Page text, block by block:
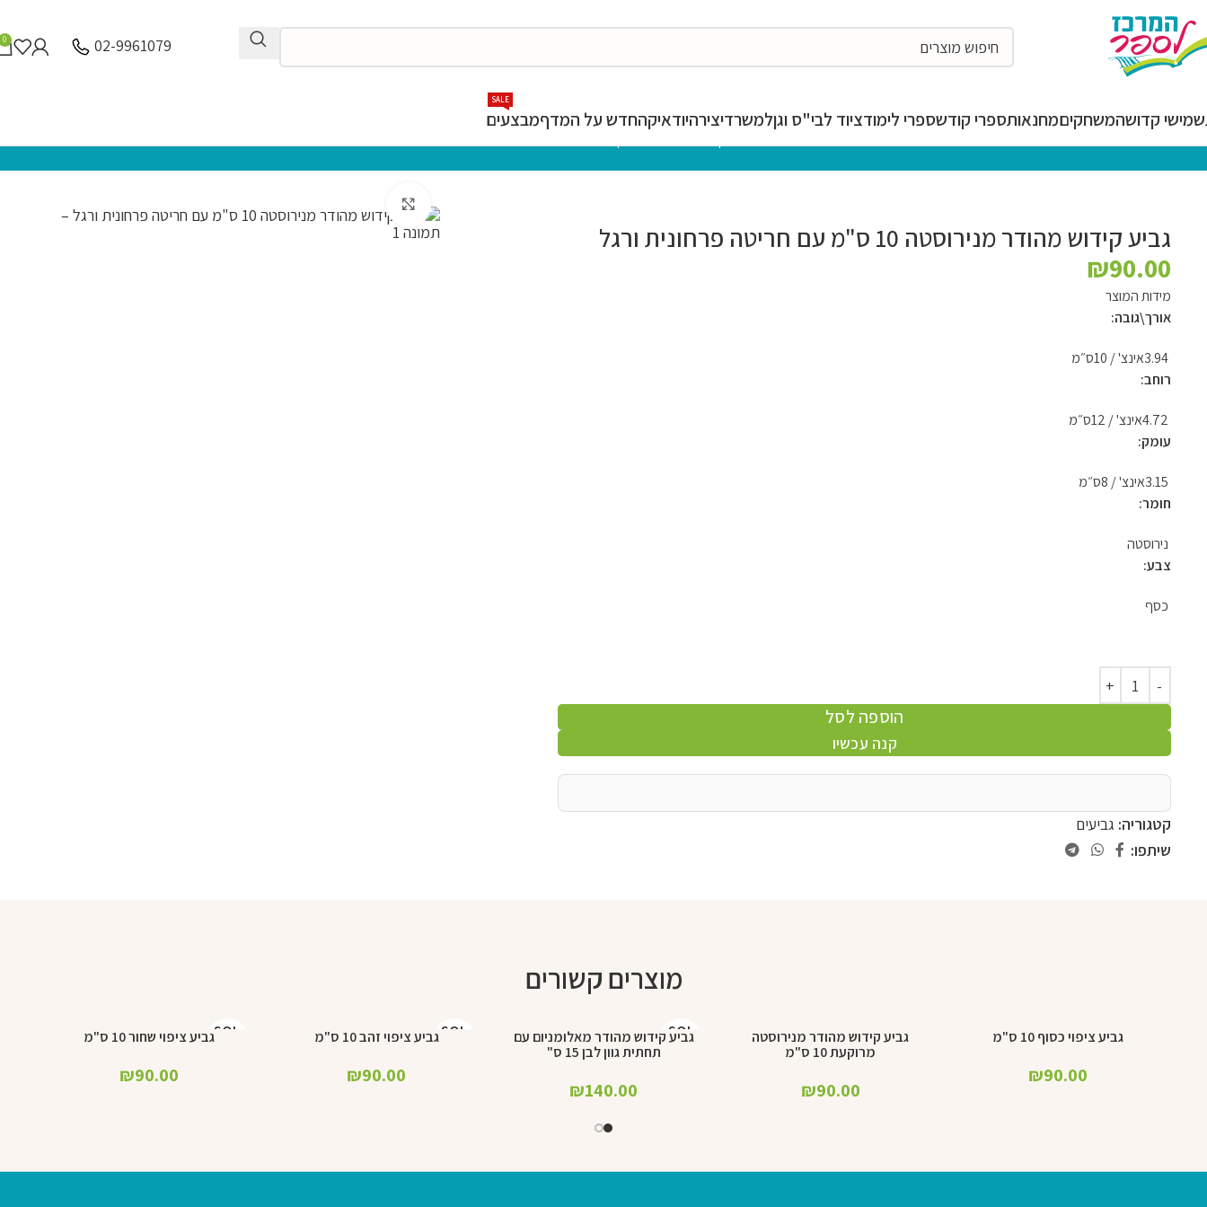
02-9961079
0
קדושהמשחקיםמחנאותספרי קודשספרי לימודציוד לבי"ס וגןלמשרדיצירהיודאיקהחדש על המדףמבצעים
SALE
גביע קידוש מהודר מנירוסטה 10 ס"מ עם חריטה פרחונית ורגל
₪90.00
מידות המוצר
אורך\גובה:
3.94אינצ' / 10ס״מ
רוחב:
4.72אינצ' / 12ס״מ
עומק:
3.15אינצ' / 8ס״מ
חומר:
נירוסטה
צבע:
כסף
הוספה לסל
קנה עכשיו
קטגוריה: גביעים
שיתפו:
מוצרים קשורים
הוספה לסל
גביע ציפוי כסוף 10 ס"מ
₪90.00
הוספה לסל
גביע קידוש מהודר מנירוסטה
מרוקעת 10 ס"מ
₪90.00
SOL
מידע נוסף
גביע קידוש מהודר מאלומניום עם
תחתית גוון לבן 15 ס"
₪140.00
SOL
מידע נוסףגביע ציפוי זהב 10 ס"מ
₪90.00
SOL
מידע נוסףגביע ציפוי שחור 10 ס"מ
₪90.00